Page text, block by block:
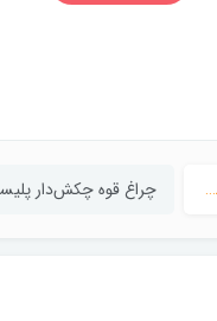
خلال کن و چیپس ساز بنسی اصلی، بسیار باکیفیت و ضمانتی (برند نوین، بهترین برند)